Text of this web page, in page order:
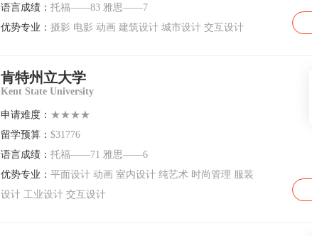
语言成绩： 托福——83 雅思——7
优势专业： 摄影 电影 动画 建筑设计 城市设计 交互设计
肯特州立大学
Kent State University
申请难度： ★★★★
留学预算： $31776
语言成绩： 托福——71 雅思——6
优势专业： 平面设计 动画 室内设计 纯艺术 时尚管理 服装
设计 工业设计 交互设计